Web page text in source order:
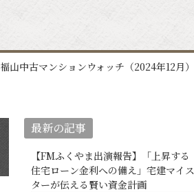
福山中古マンションウォッチ（2024年12月）
最新の記事
【FMふくやま出演報告】「上昇する
住宅ローン金利への備え」宅建マイス
ターが伝える賢い資金計画